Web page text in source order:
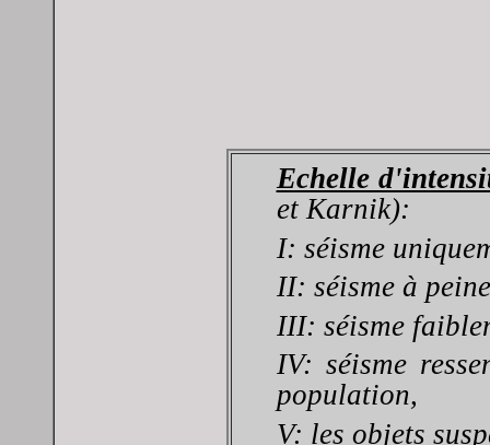
Echelle
et Karnik):
I: séisme
II: séisme à
III: séisme
IV: séisme
population,
V: les objets